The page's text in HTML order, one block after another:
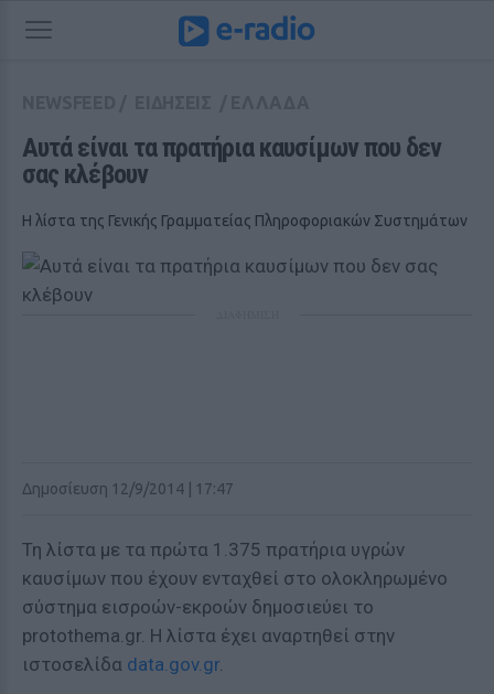
Αυτά είναι τα πρατήρια καυσίμων που δεν
σας κλέβουν
Η λίστα της Γενικής Γραμματείας Πληροφοριακών Συστημάτων
Δημοσίευση 12/9/2014 | 17:47
Τη λίστα με τα πρώτα 1.375 πρατήρια υγρών
καυσίμων που έχουν ενταχθεί στο ολοκληρωμένο
σύστημα εισροών-εκροών δημοσιεύει το
protothema.gr. Η λίστα έχει αναρτηθεί στην
ιστοσελίδα data.gov.gr.